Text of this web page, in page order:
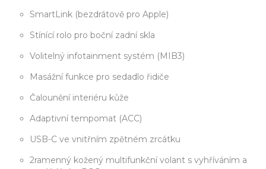
SmartLink (bezdrátově pro Apple)
Stínící rolo pro boční zadní skla
Volitelný infotainment systém (MIB3)
Masážní funkce pro sedadlo řidiče
Čalounění interiéru kůže
Adaptivní tempomat (ACC)
USB-C ve vnitřním zpětném zrcátku
2ramenný kožený multifunkční volant s vyhříváním a